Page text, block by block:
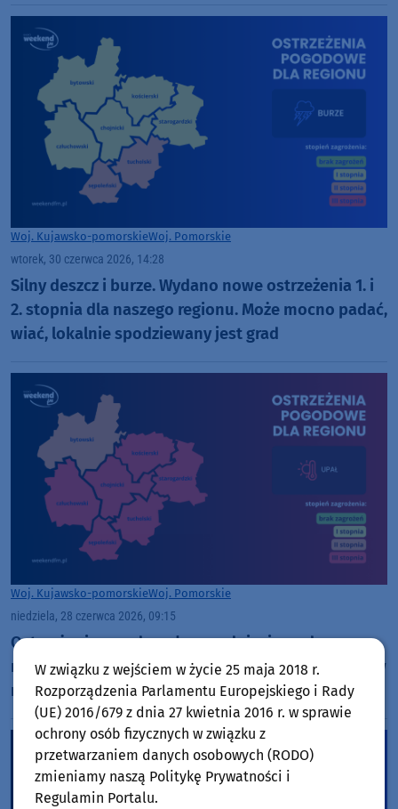
Woj. Kujawsko-pomorskieWoj. Pomorskie
wtorek, 30 czerwca 2026, 14:28
Silny deszcz i burze. Wydano nowe ostrzeżenia 1. i
2. stopnia dla naszego regionu. Może mocno padać,
wiać, lokalnie spodziewany jest grad
Woj. Kujawsko-pomorskieWoj. Pomorskie
niedziela, 28 czerwca 2026, 09:15
Ostrzeżenia przed upałem podniesiono do
najwyższego, 3. stopnia dla większości powiatów w
naszym regionie. Temperatura może sięgnąć 39
stopni Celsjusza
W związku z wejściem w życie 25 maja 2018 r.
Rozporządzenia Parlamentu Europejskiego i Rady
(UE) 2016/679 z dnia 27 kwietnia 2016 r. w sprawie
ochrony osób fizycznych w związku z
przetwarzaniem danych osobowych (RODO)
zmieniamy naszą Politykę Prywatności i
Regulamin Portalu.